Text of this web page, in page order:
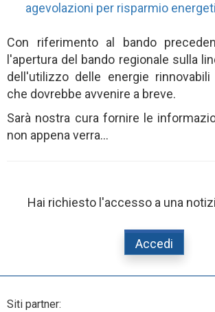
agevolazioni per risparmio
Con riferimento al bando
l'apertura del bando regionale sulla
dell'utilizzo delle energie
che dovrebbe avvenire a breve.
Sarà nostra cura fornire le
non appena verra...
Hai richiesto l'accesso a una
Accedi
Siti partner: